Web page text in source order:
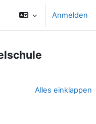
Anmelden
Alles einklappen